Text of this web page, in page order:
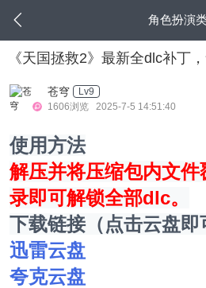
角色扮演
《天国拯救2》最新全dlc补丁
苍穹
Lv9
1606浏览 2025-7-5 14:51:40
使用方法
解压并将压缩包内文件
录即可解锁全部dlc。
下载链接（点击云盘即
迅雷云盘
夸克云盘